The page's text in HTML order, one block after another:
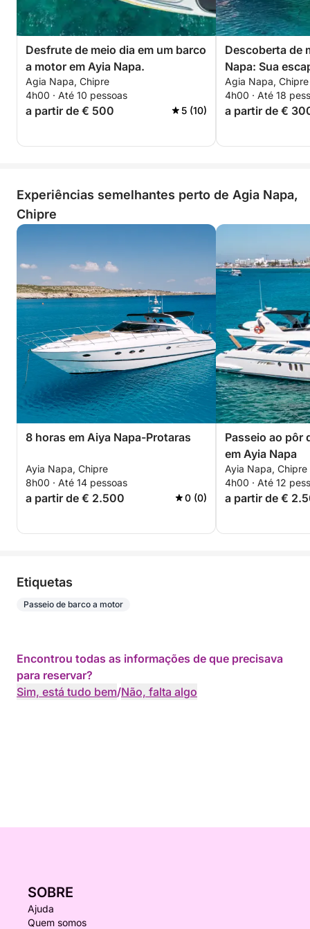
Desfrute de meio dia em um barco
a motor em Ayia Napa.
Agia Napa, Chipre
4h00 · Até 10 pessoas
a partir de € 500 5 (10)
Descoberta de
Napa: Sua
uma lancha.
Agia Napa, Chipre
4h00 · Até 18
a partir de €
Experiências semelhantes perto de Agia Napa,
Chipre
8 horas em Aiya Napa-Protaras
Ayia Napa, Chipre
8h00 · Até 14 pessoas
a partir de € 2.500 0 (0)
Passeio ao pôr
em Ayia Napa
Ayia Napa, Chipre
4h00 · Até 12
a partir de €
Etiquetas
Passeio de barco a motor
Encontrou todas as informações de que precisava
para reservar?
Sim, está tudo bem/Não, falta algo
SOBRE
Ajuda
Quem somos